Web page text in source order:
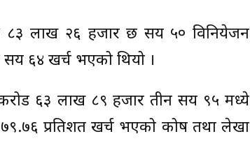
लाख २६ हजार छ सय ५० विनियेजन
६४ खर्च भएको थियो ।
६३ लाख ८९ हजार तीन सय ९५ मध्ये
प्रतिशत खर्च भएको कोष तथा लेखा